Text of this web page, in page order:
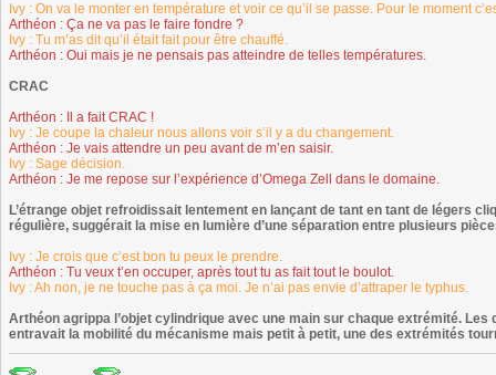
Ivy : On va le monter en température et voir ce qu’il se passe. Pour le moment
Arthéon : Ça ne va pas le faire fondre ?
Ivy : Tu m’as dit qu’il était fait pour être chauffé.
Arthéon : Oui mais je ne pensais pas atteindre de telles températures.
CRAC
Arthéon : Il a fait CRAC !
Ivy : Je coupe la chaleur nous allons voir s’il y a du changement.
Arthéon : Je vais attendre un peu avant de m’en saisir.
Ivy : Sage décision.
Arthéon : Je me repose sur l’expérience d’Omega Zell dans le domaine.
L’étrange objet refroidissait lentement en lançant de tant en tant de légers
régulière, suggérait la mise en lumière d’une séparation entre plusieurs
Ivy : Je crois que c’est bon tu peux le prendre.
Arthéon : Tu veux t’en occuper, après tout tu as fait tout le boulot.
Ivy : Ah non, je ne touche pas à ça moi. Je n’ai pas envie d’attraper le typhus.
Arthéon agrippa l’objet cylindrique avec une main sur chaque extrémité.
entravait la mobilité du mécanisme mais petit à petit, une des extrémités